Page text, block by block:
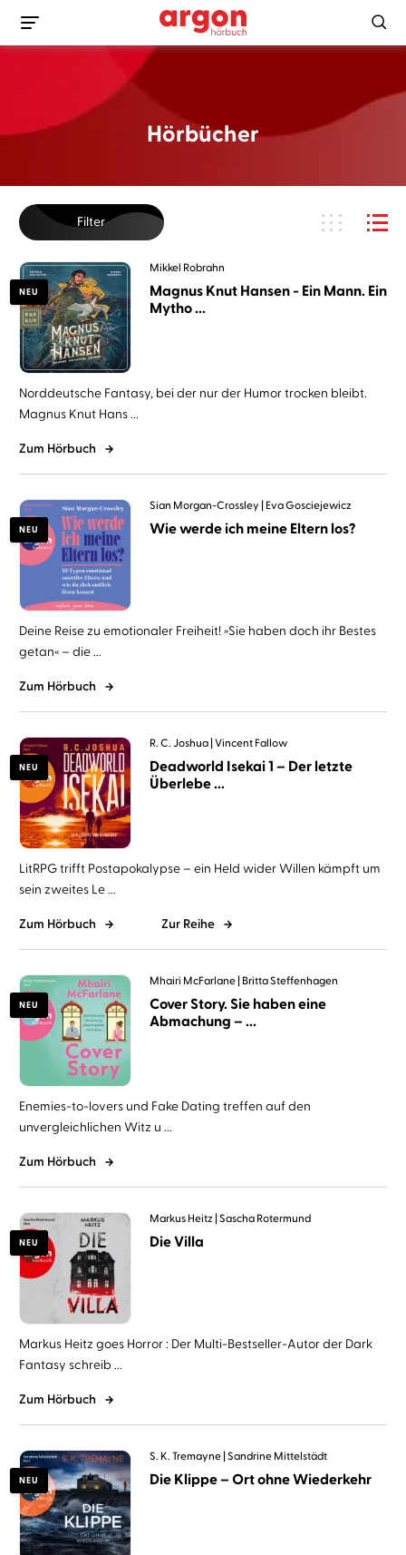
Hörbücher
Filter
NEU
Mikkel Robrahn
Magnus Knut Hansen - Ein Mann. Ein
Mytho ...
Norddeutsche Fantasy, bei der nur der Humor trocken bleibt.
Magnus Knut Hans ...
Zum Hörbuch
NEU
Sian Morgan-Crossley Eva Gosciejewicz
Wie werde ich meine Eltern los?
Deine Reise zu emotionaler Freiheit! »Sie haben doch ihr Bestes
getan« – die ...
Zum Hörbuch
NEU
R. C. Joshua Vincent Fallow
Deadworld Isekai 1 – Der letzte
Überlebe ...
LitRPG trifft Postapokalypse – ein Held wider Willen kämpft um
sein zweites Le ...
Zum Hörbuch Zur Reihe
NEU
Mhairi McFarlane Britta Steffenhagen
Cover Story. Sie haben eine
Abmachung – ...
Enemies-to-lovers und Fake Dating treffen auf den
unvergleichlichen Witz u ...
Zum Hörbuch
NEU
Markus Heitz Sascha Rotermund
Die Villa
Markus Heitz goes Horror : Der Multi-Bestseller-Autor der Dark
Fantasy schreib ...
Zum Hörbuch
NEU
S. K. Tremayne Sandrine Mittelstädt
Die Klippe – Ort ohne Wiederkehr